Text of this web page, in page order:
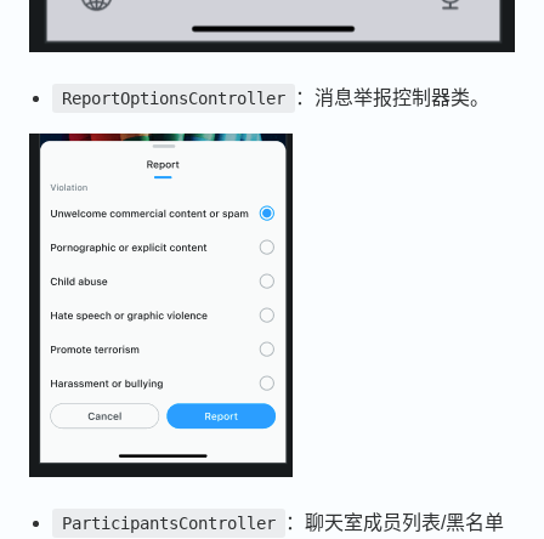
ReportOptionsController ：消息举报控制器类。
ParticipantsController ：聊天室成员列表/黑名单